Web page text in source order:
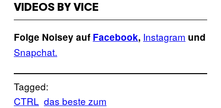
VIDEOS BY VICE
Folge Noisey auf Facebook, Instagram und
Snapchat.
Tagged:
CTRL das beste zum